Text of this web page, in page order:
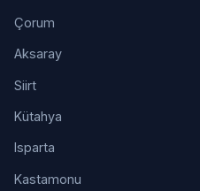
Çorum
Aksaray
Siirt
Kütahya
Isparta
Kastamonu